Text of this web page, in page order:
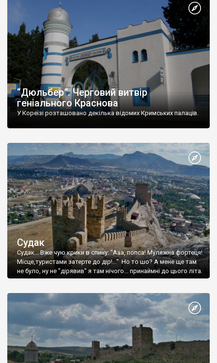
“Дюльбер”. Черговий витвір
геніального Краснова
У Кореїзі розташовано декілька відомих Кримських палаців.
Судак
Судак... Вже чую крики в спину: "Ааа, попса! Муляжна фортеця!
Місце,туристами затерте до дір!..." Но то шо? А мене ще там
не було, ну не "дірявив" я там нічого... принаймні до цього літа.